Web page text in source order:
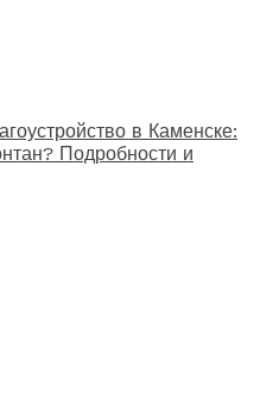
в Каменске:
Подробности и